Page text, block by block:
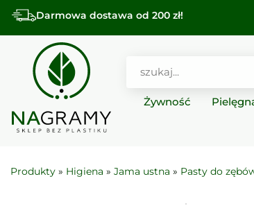
Darmowa dostawa od 200 zł!
Żywność
Produkty » Higiena » Jama ustna » Pasty do